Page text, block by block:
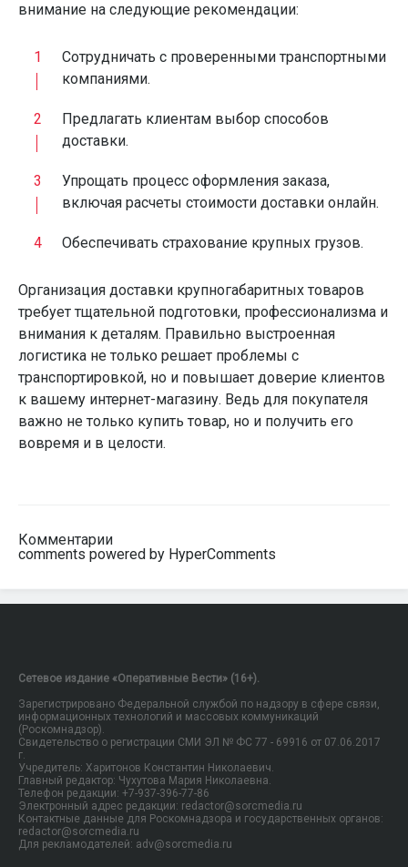
внимание на следующие рекомендации:
Сотрудничать с проверенными транспортными
компаниями.
Предлагать клиентам выбор способов
доставки.
Упрощать процесс оформления заказа,
включая расчеты стоимости доставки онлайн.
Обеспечивать страхование крупных грузов.
Организация доставки крупногабаритных товаров
требует тщательной подготовки, профессионализма и
внимания к деталям. Правильно выстроенная
логистика не только решает проблемы с
транспортировкой, но и повышает доверие клиентов
к вашему интернет-магазину. Ведь для покупателя
важно не только купить товар, но и получить его
вовремя и в целости.
Комментарии
comments powered by HyperComments
Сетевое издание «Оперативные Вести» (16+).
Зарегистрировано Федеральной службой по надзору в сфере связи,
информационных технологий и массовых коммуникаций
(Роскомнадзор).
Свидетельство о регистрации СМИ ЭЛ № ФС 77 - 69916 от 07.06.2017
г.
Учредитель: Харитонов Константин Николаевич.
Главный редактор: Чухутова Мария Николаевна.
Телефон редакции: +7-937-396-77-86
Электронный адрес редакции: redactor@sorcmedia.ru
Контактные данные для Роскомнадзора и государственных органов:
redactor@sorcmedia.ru
Для рекламодателей: adv@sorcmedia.ru